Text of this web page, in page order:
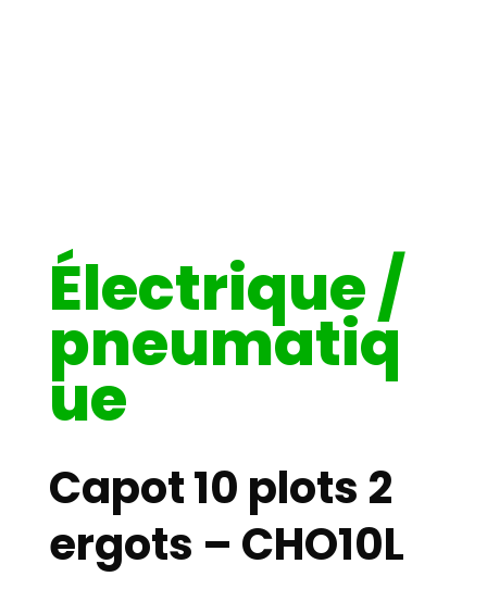
Électrique /
pneumatiq
ue
Capot 10 plots 2
ergots – CHO10L